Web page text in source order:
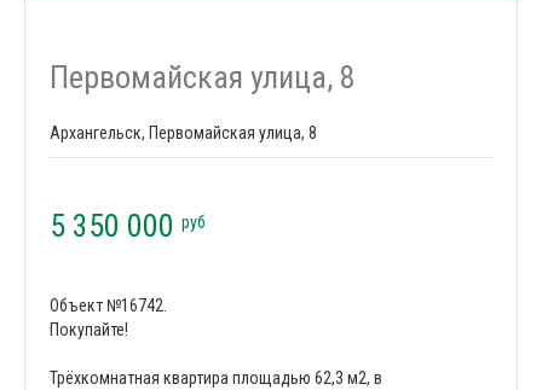
Первомайская улица, 8
Архангельск, Первомайская улица, 8
5 350 000 руб
Объект №16742.
Покупайте!
Трёхкомнатная квартира площадью 62,3 м2, в